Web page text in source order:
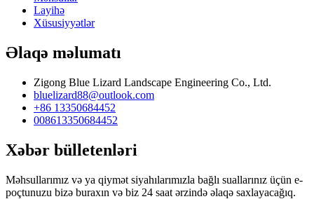
Layihə
Xüsusiyyətlər
Əlaqə məlumatı
Zigong Blue Lizard Landscape Engineering Co., Ltd.
bluelizard88@outlook.com
+86 13350684452
008613350684452
Xəbər bülletenləri
Məhsullarımız və ya qiymət siyahılarımızla bağlı suallarınız üçün e-
poçtunuzu bizə buraxın və biz 24 saat ərzində əlaqə saxlayacağıq.